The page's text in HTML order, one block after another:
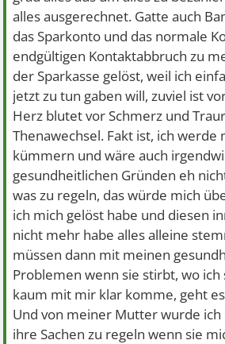
alles ausgerechnet. Gatte auch
das Sparkonto und das normale
endgültigen Kontaktabbruch zu
der Sparkasse gelöst, weil ich
jetzt zu tun gaben will, zuviel ist
Herz blutet vor Schmerz und
Thenawechsel. Fakt ist, ich werde
kümmern und wäre auch
gesundheitlichen Gründen eh
was zu regeln, das würde mich
ich mich gelöst habe und diesen
nicht mehr habe alles alleine
müssen dann mit meinen
Problemen wenn sie stirbt, wo
kaum mit mir klar komme, geht
Und von meiner Mutter wurde
ihre Sachen zu regeln wenn sie